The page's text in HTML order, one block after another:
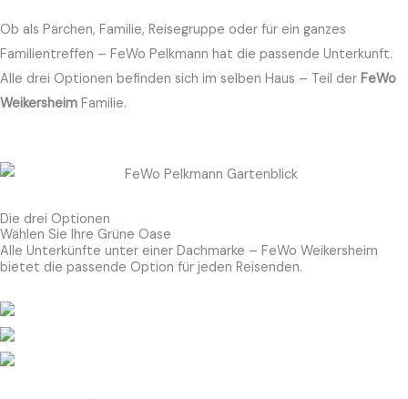
Ob als Pärchen, Familie, Reisegruppe oder für ein ganzes
Familientreffen – FeWo Pelkmann hat die passende Unterkunft.
Alle drei Optionen befinden sich im selben Haus – Teil der FeWo
Weikersheim Familie.
Die drei Optionen
Wählen Sie Ihre Grüne Oase
Alle Unterkünfte unter einer Dachmarke – FeWo Weikersheim
bietet die passende Option für jeden Reisenden.